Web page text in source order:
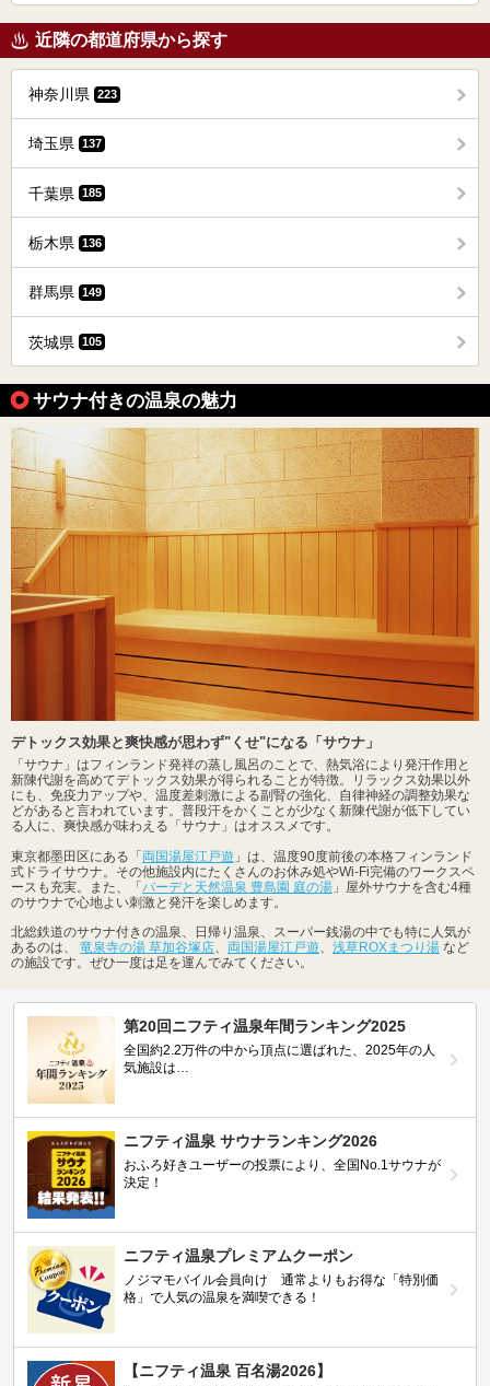
近隣の都道府県から探す
神奈川県 223
埼玉県 137
千葉県 185
栃木県 136
群馬県 149
茨城県 105
サウナ付きの温泉の魅力
デトックス効果と爽快感が思わず"くせ"になる「サウナ」
「サウナ」はフィンランド発祥の蒸し風呂のことで、熱気浴により発汗作用と
新陳代謝を高めてデトックス効果が得られることが特徴。リラックス効果以外
にも、免疫力アップや、温度差刺激による副腎の強化、自律神経の調整効果な
どがあると言われています。普段汗をかくことが少なく新陳代謝が低下してい
る人に、爽快感が味わえる「サウナ」はオススメです。
東京都墨田区にある「両国湯屋江戸遊 」は、温度90度前後の本格フィンランド
式ドライサウナ。その他施設内にたくさんのお休み処やWi-Fi完備のワークスペ
ースも充実。また、「バーデと天然温泉 豊島園 庭の湯 」屋外サウナを含む4種
のサウナで心地よい刺激と発汗を楽しめます。
北総鉄道のサウナ付きの温泉、日帰り温泉、スーパー銭湯の中でも特に人気が
あるのは、 竜泉寺の湯 草加谷塚店、 両国湯屋江戸遊、 浅草ROXまつり湯 など
の施設です。ぜひ一度は足を運んでみてください。
第20回ニフティ温泉年間ランキング2025
全国約2.2万件の中から頂点に選ばれた、2025年の人
気施設は…
ニフティ温泉 サウナランキング2026
おふろ好きユーザーの投票により、全国No.1サウナが
決定！
ニフティ温泉プレミアムクーポン
ノジマモバイル会員向け 通常よりもお得な「特別価
格」で人気の温泉を満喫できる！
【ニフティ温泉 百名湯2026】